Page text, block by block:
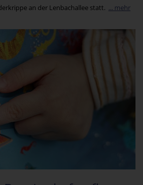
an der Lenbachallee statt. ... mehr